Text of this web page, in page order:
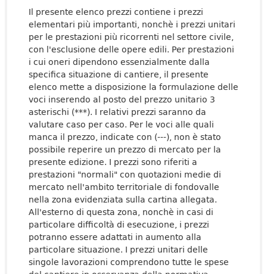
Il presente elenco prezzi contiene i prezzi
elementari più importanti, nonchè i prezzi unitari
per le prestazioni più ricorrenti nel settore civile,
con l'esclusione delle opere edili. Per prestazioni
i cui oneri dipendono essenzialmente dalla
specifica situazione di cantiere, il presente
elenco mette a disposizione la formulazione delle
voci inserendo al posto del prezzo unitario 3
asterischi (***). I relativi prezzi saranno da
valutare caso per caso. Per le voci alle quali
manca il prezzo, indicate con (---), non è stato
possibile reperire un prezzo di mercato per la
presente edizione. I prezzi sono riferiti a
prestazioni "normali" con quotazioni medie di
mercato nell'ambito territoriale di fondovalle
nella zona evidenziata sulla cartina allegata.
All'esterno di questa zona, nonchè in casi di
particolare difficoltà di esecuzione, i prezzi
potranno essere adattati in aumento alla
particolare situazione. I prezzi unitari delle
singole lavorazioni comprendono tutte le spese